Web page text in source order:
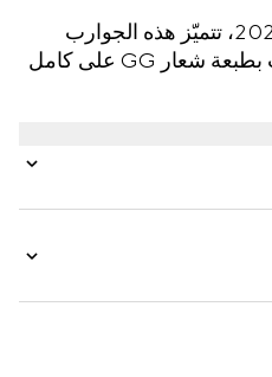
في مجموعة خريف وشتاء 2025، تتميّز هذه الجوارب
الطويلة متعددة الاستخدامات بطبعة شعار GG على كامل